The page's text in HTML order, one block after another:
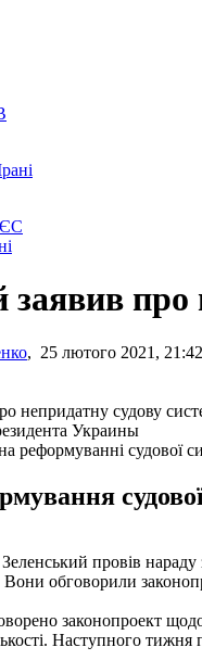
ЄС
заявив про
, 25 лютого 2021, 21:42
Украины
реформуванні судової
провів
обговорили
законопроект
Наступного